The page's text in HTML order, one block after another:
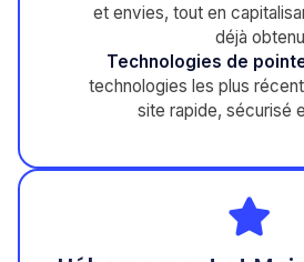
et envies, tout en
déjà
Technologies de
technologies les plus
site rapide, sécurisé